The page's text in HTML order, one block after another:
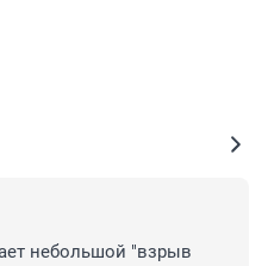
небольшой "взрыв